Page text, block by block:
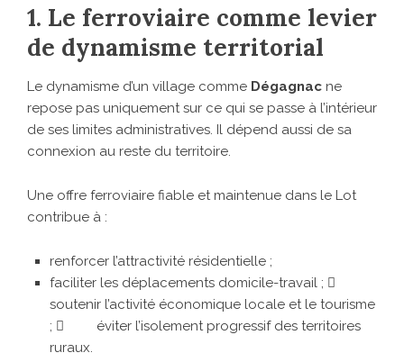
1. Le ferroviaire comme levier
de dynamisme territorial
Le dynamisme d’un village comme Dégagnac ne
repose pas uniquement sur ce qui se passe à l’intérieur
de ses limites administratives. Il dépend aussi de sa
connexion au reste du territoire.
Une offre ferroviaire fiable et maintenue dans le Lot
contribue à :
renforcer l’attractivité résidentielle ;
faciliter les déplacements domicile-travail ; 
soutenir l’activité économique locale et le tourisme
;  éviter l’isolement progressif des territoires
ruraux.